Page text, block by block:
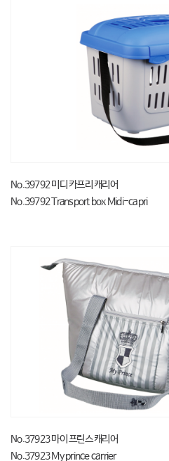
No.39792 미디 카프리 캐리어
No.39792 Transport box Midi-capri
No.37923 마이 프린스 캐리어
No.37923 My prince carrier